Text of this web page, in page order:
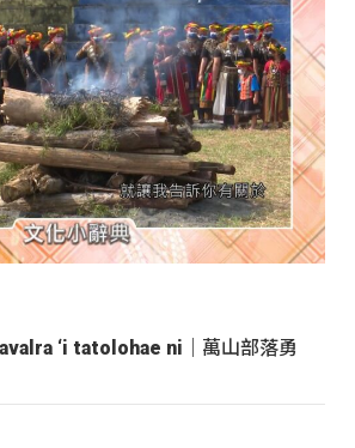
‘i tatolohae ni｜萬山部落勇